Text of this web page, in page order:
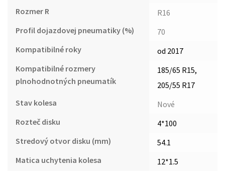
Rozmer R
R16
Profil dojazdovej pneumatiky (%)
70
Kompatibilné roky
od 2017
Kompatibilné rozmery
plnohodnotných pneumatík
185/65 R15,
205/55 R17
Stav kolesa
Nové
Rozteč disku
4*100
Stredový otvor disku (mm)
54.1
Matica uchytenia kolesa
12*1.5